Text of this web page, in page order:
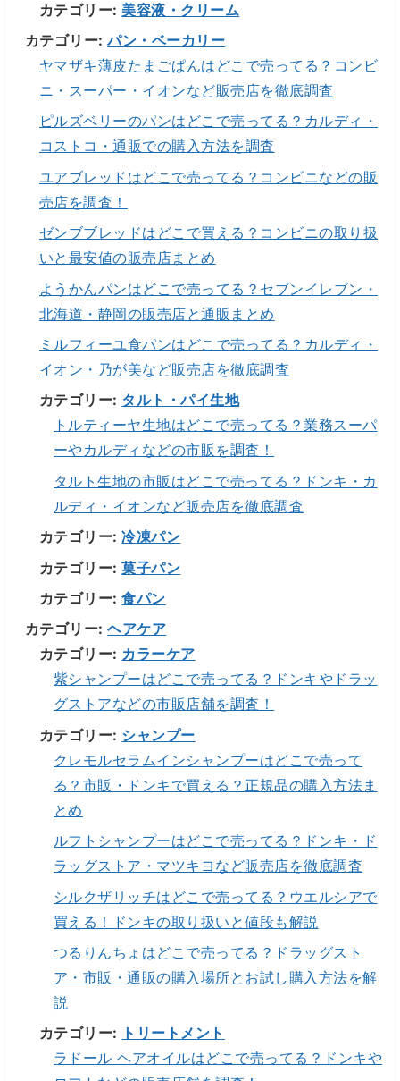
カテゴリー: 美容液・クリーム
カテゴリー:パン・ベーカリー
ヤマザキ薄皮たまごぱんはどこで売ってる？コンビ
ニ・スーパー・イオンなど販売店を徹底調査
ピルズベリーのパンはどこで売ってる？カルディ・
コストコ・通販での購入方法を調査
ユアブレッドはどこで売ってる？コンビニなどの販
売店を調査！
ゼンブブレッドはどこで買える？コンビニの取り扱
いと最安値の販売店まとめ
ようかんパンはどこで売ってる？セブンイレブン・
北海道・静岡の販売店と通販まとめ
ミルフィーユ食パンはどこで売ってる？カルディ・
イオン・乃が美など販売店を徹底調査
カテゴリー: タルト・パイ生地
トルティーヤ生地はどこで売ってる？業務スーパ
ーやカルディなどの市販を調査！
タルト生地の市販はどこで売ってる？ドンキ・カ
ルディ・イオンなど販売店を徹底調査
カテゴリー:冷凍パン
カテゴリー:菓子パン
カテゴリー:食パン
カテゴリー:ヘアケア
カテゴリー: カラーケア
紫シャンプーはどこで売ってる？ドンキやドラッ
グストアなどの市販店舗を調査！
カテゴリー: シャンプー
クレモルセラムインシャンプーはどこで売って
る？市販・ドンキで買える？正規品の購入方法ま
とめ
ルフトシャンプーはどこで売ってる？ドンキ・ド
ラッグストア・マツキヨなど販売店を徹底調査
シルクザリッチはどこで売ってる？ウエルシアで
買える！ドンキの取り扱いと値段も解説
つるりんちょはどこで売ってる？ドラッグスト
ア・市販・通販の購入場所とお試し購入方法を解
説
カテゴリー: トリートメント
ラドール ヘアオイルはどこで売ってる？ドンキや